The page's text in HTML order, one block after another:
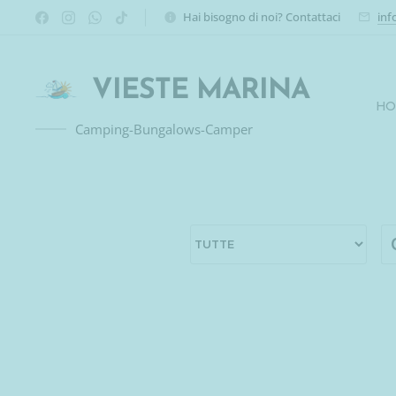
Hai bisogno di noi? Contattaci
VIESTE MARINA
Camping-Bungalows-Camper